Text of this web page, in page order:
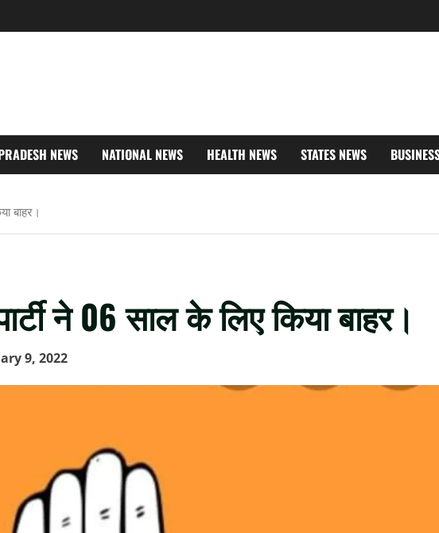
NEWS NATIONAL NEWS HEALTH NEWS STATES NEWS
बाहर।
ने 06 साल के लिए किया बाहर।
9, 2022